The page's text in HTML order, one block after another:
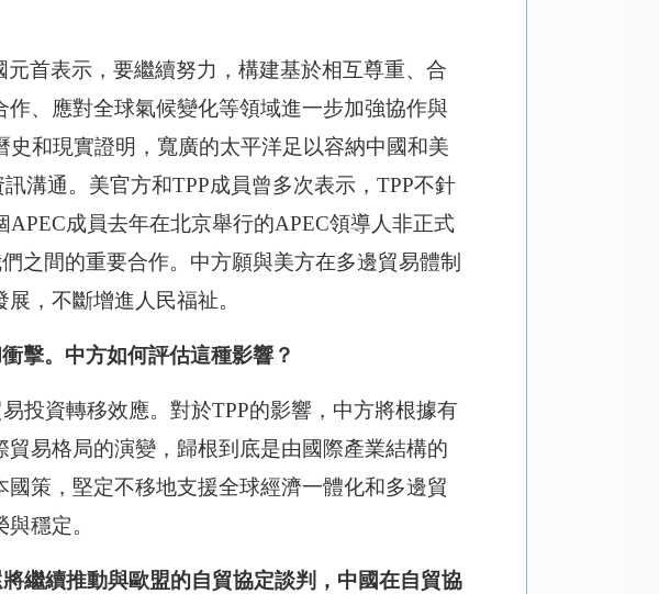
首表示，要繼續努力，構建基於相互尊重、合
、應對全球氣候變化等領域進一步加強協作與
和現實證明，寬廣的太平洋足以容納中國和美
溝通。美官方和TPP成員曾多次表示，TPP不針
成員去年在北京舉行的APEC領導人非正式
之間的重要合作。中方願與美方在多邊貿易體制
，不斷增進人民福祉。
擊。中方如何評估這種影響？
投資轉移效應。對於TPP的影響，中方將根據有
易格局的演變，歸根到底是由國際產業結構的
策，堅定不移地支援全球經濟一體化和多邊貿
穩定。
繼續推動與歐盟的自貿協定談判，中國在自貿協